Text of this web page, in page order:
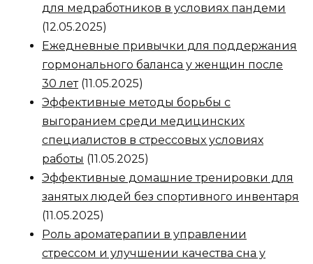
для медработников в условиях пандеми
(12.05.2025)
Ежедневные привычки для поддержания
гормонального баланса у женщин после
30 лет (11.05.2025)
Эффективные методы борьбы с
выгоранием среди медицинских
специалистов в стрессовых условиях
работы (11.05.2025)
Эффективные домашние тренировки для
занятых людей без спортивного инвентаря
(11.05.2025)
Роль ароматерапии в управлении
стрессом и улучшении качества сна у